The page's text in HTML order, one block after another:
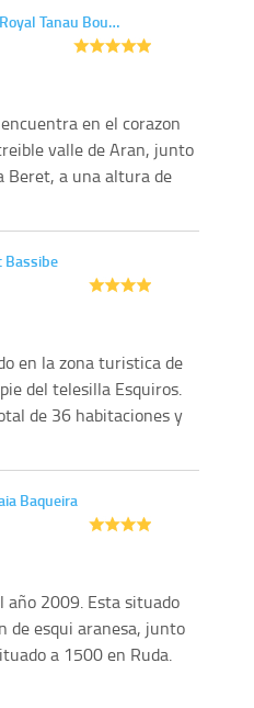
Tanau Bou…
en el corazon
valle de Aran, junto
Beret, a una altura de
Bassibe
en la zona turistica de
del telesilla Esquiros.
de 36 habitaciones y
Baqueira
año 2009. Esta situado
de esqui aranesa, junto
a 1500 en Ruda.